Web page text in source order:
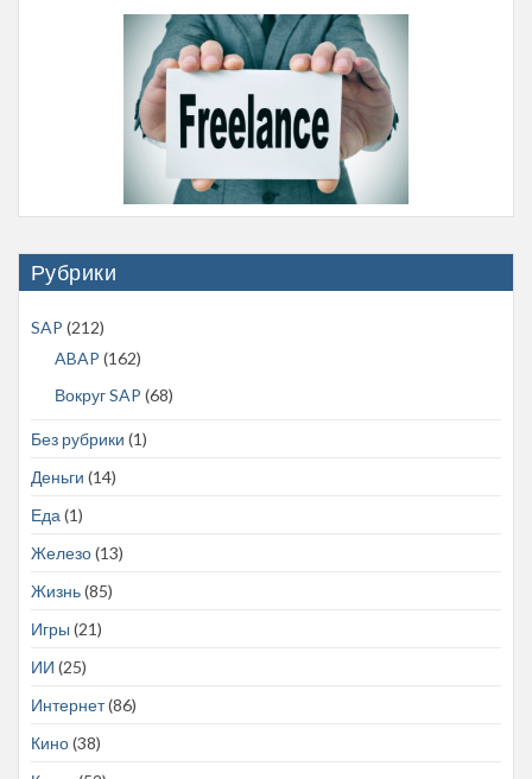
Рубрики
SAP (212)
ABAP (162)
Вокруг SAP (68)
Без рубрики (1)
Деньги (14)
Еда(1)
Железо(13)
Жизнь(85)
Игры (21)
ИИ (25)
Интернет(86)
Кино(38)